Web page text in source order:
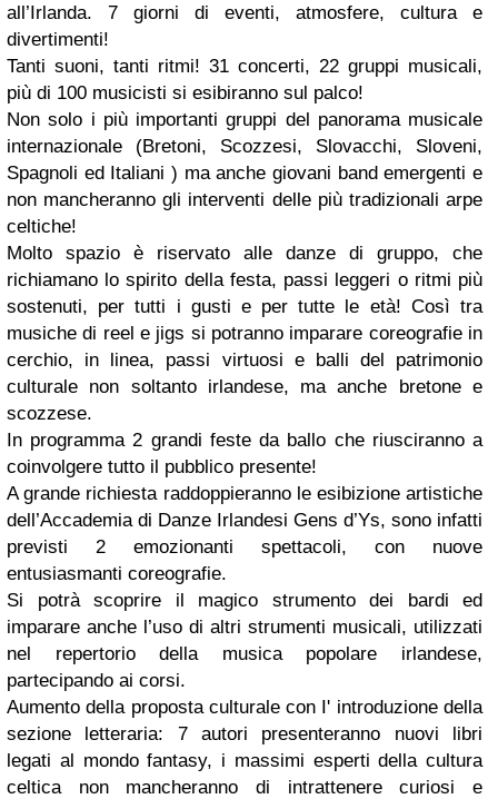
all’Irlanda. 7 giorni di eventi, atmosfere, cultura e
divertimenti!
Tanti suoni, tanti ritmi! 31 concerti, 22 gruppi musicali,
più di 100 musicisti si esibiranno sul palco!
Non solo i più importanti gruppi del panorama musicale
internazionale (Bretoni, Scozzesi, Slovacchi, Sloveni,
Spagnoli ed Italiani ) ma anche giovani band emergenti e
non mancheranno gli interventi delle più tradizionali arpe
celtiche!
Molto spazio è riservato alle danze di gruppo, che
richiamano lo spirito della festa, passi leggeri o ritmi più
sostenuti, per tutti i gusti e per tutte le età! Così tra
musiche di reel e jigs si potranno imparare coreografie in
cerchio, in linea, passi virtuosi e balli del patrimonio
culturale non soltanto irlandese, ma anche bretone e
scozzese.
In programma 2 grandi feste da ballo che riusciranno a
coinvolgere tutto il pubblico presente!
A grande richiesta raddoppieranno le esibizione artistiche
dell’Accademia di Danze Irlandesi Gens d’Ys, sono infatti
previsti 2 emozionanti spettacoli, con nuove
entusiasmanti coreografie.
Si potrà scoprire il magico strumento dei bardi ed
imparare anche l’uso di altri strumenti musicali, utilizzati
nel repertorio della musica popolare irlandese,
partecipando ai corsi.
Aumento della proposta culturale con I' introduzione della
sezione letteraria: 7 autori presenteranno nuovi libri
legati al mondo fantasy, i massimi esperti della cultura
celtica non mancheranno di intrattenere curiosi e